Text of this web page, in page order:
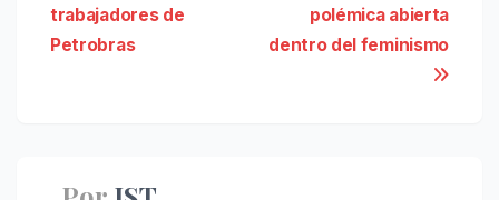
de
polémica abierta
dentro del feminismo
trabajadores de
Petrobras